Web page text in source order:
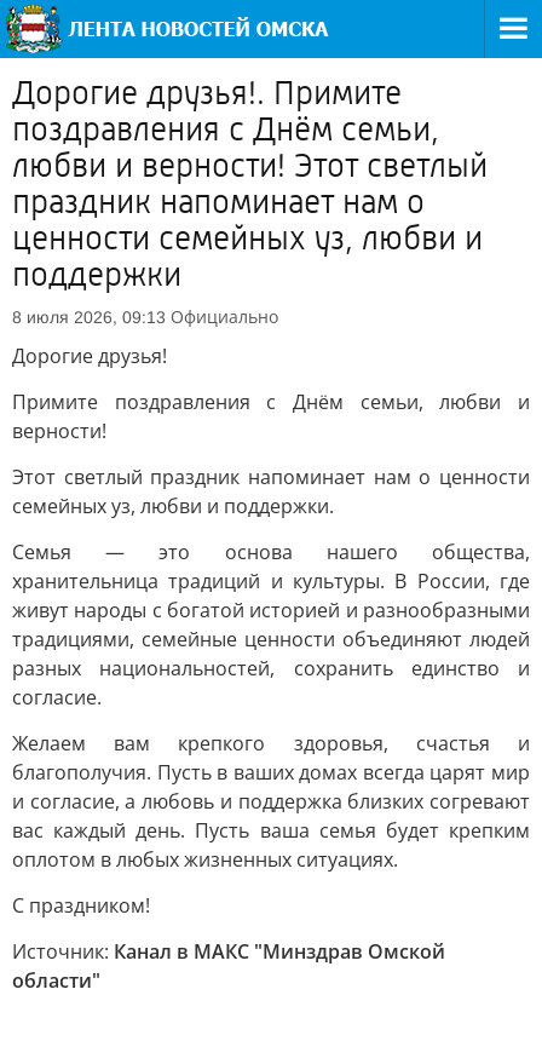
Дорогие друзья!. Примите
поздравления с Днём семьи,
любви и верности! Этот светлый
праздник напоминает нам о
ценности семейных уз, любви и
поддержки
8 июля 2026, 09:13 Официально
Дорогие друзья!
Примите поздравления с Днём семьи, любви и
верности!
Этот светлый праздник напоминает нам о ценности
семейных уз, любви и поддержки.
Семья — это основа нашего общества,
хранительница традиций и культуры. В России, где
живут народы с богатой историей и разнообразными
традициями, семейные ценности объединяют людей
разных национальностей, сохранить единство и
согласие.
Желаем вам крепкого здоровья, счастья и
благополучия. Пусть в ваших домах всегда царят мир
и согласие, а любовь и поддержка близких согревают
вас каждый день. Пусть ваша семья будет крепким
оплотом в любых жизненных ситуациях.
С праздником!
Источник: Канал в МАКС "Минздрав Омской
области"